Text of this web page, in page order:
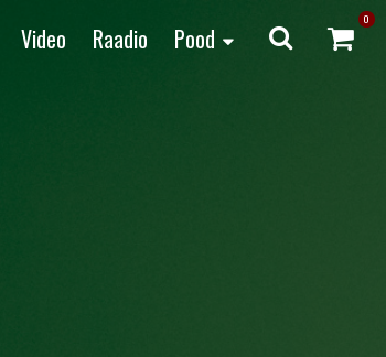
Video Raadio Pood
0